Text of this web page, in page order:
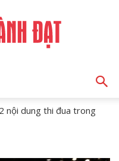
nội dung thi đua trong